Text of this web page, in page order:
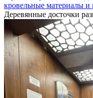
кровельные материалы
Деревянные досточки